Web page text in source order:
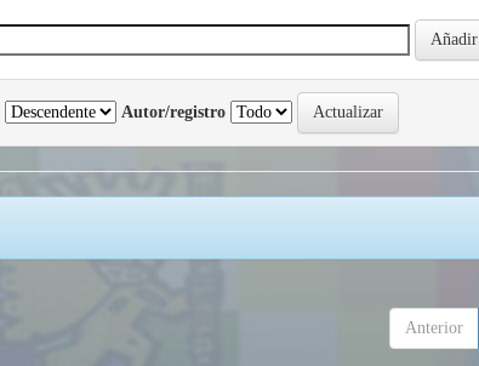
Autor/registro
Anterior